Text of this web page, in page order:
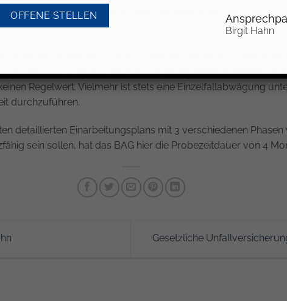
lang sei, sodass das Arbeitsverhältnis frühestens mit der
Probezeit vereinbart, so muss diese im Verhältnis zu der
Befristungsgesetz geregelt. Für die Verhältnismäßigkeit
Regelwert. Vielmehr ist stets eine Einzelfallabwägung
durchzuführen.
detaillierten Einarbeitungsplans mit 3 verschiedenen Phasen
sein sollen, hat das BAG hier die Probezeitdauer von 4
Gesetzliche
OFFENE STELLEN
Birgit Hahn